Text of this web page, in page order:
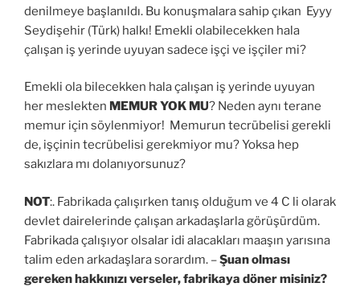
denilmeye başlanıldı. Bu konuşmalara sahip çıkan Eyyy
Seydişehir (Türk) halkı! Emekli olabilecekken hala
çalışan iş yerinde uyuyan sadece işçi ve işçiler mi?
Emekli ola bilecekken hala çalışan iş yerinde uyuyan
her meslekten MEMUR YOK MU? Neden aynı terane
memur için söylenmiyor! Memurun tecrübelisi gerekli
de, işçinin tecrübelisi gerekmiyor mu? Yoksa hep
sakızlara mı dolanıyorsunuz?
NOT:. Fabrikada çalışırken tanış olduğum ve 4 C li olarak
devlet dairelerinde çalışan arkadaşlarla görüşürdüm.
Fabrikada çalışıyor olsalar idi alacakları maaşın yarısına
talim eden arkadaşlara sorardım. –Şuan olması
gereken hakkınızı verseler, fabrikaya döner misiniz?